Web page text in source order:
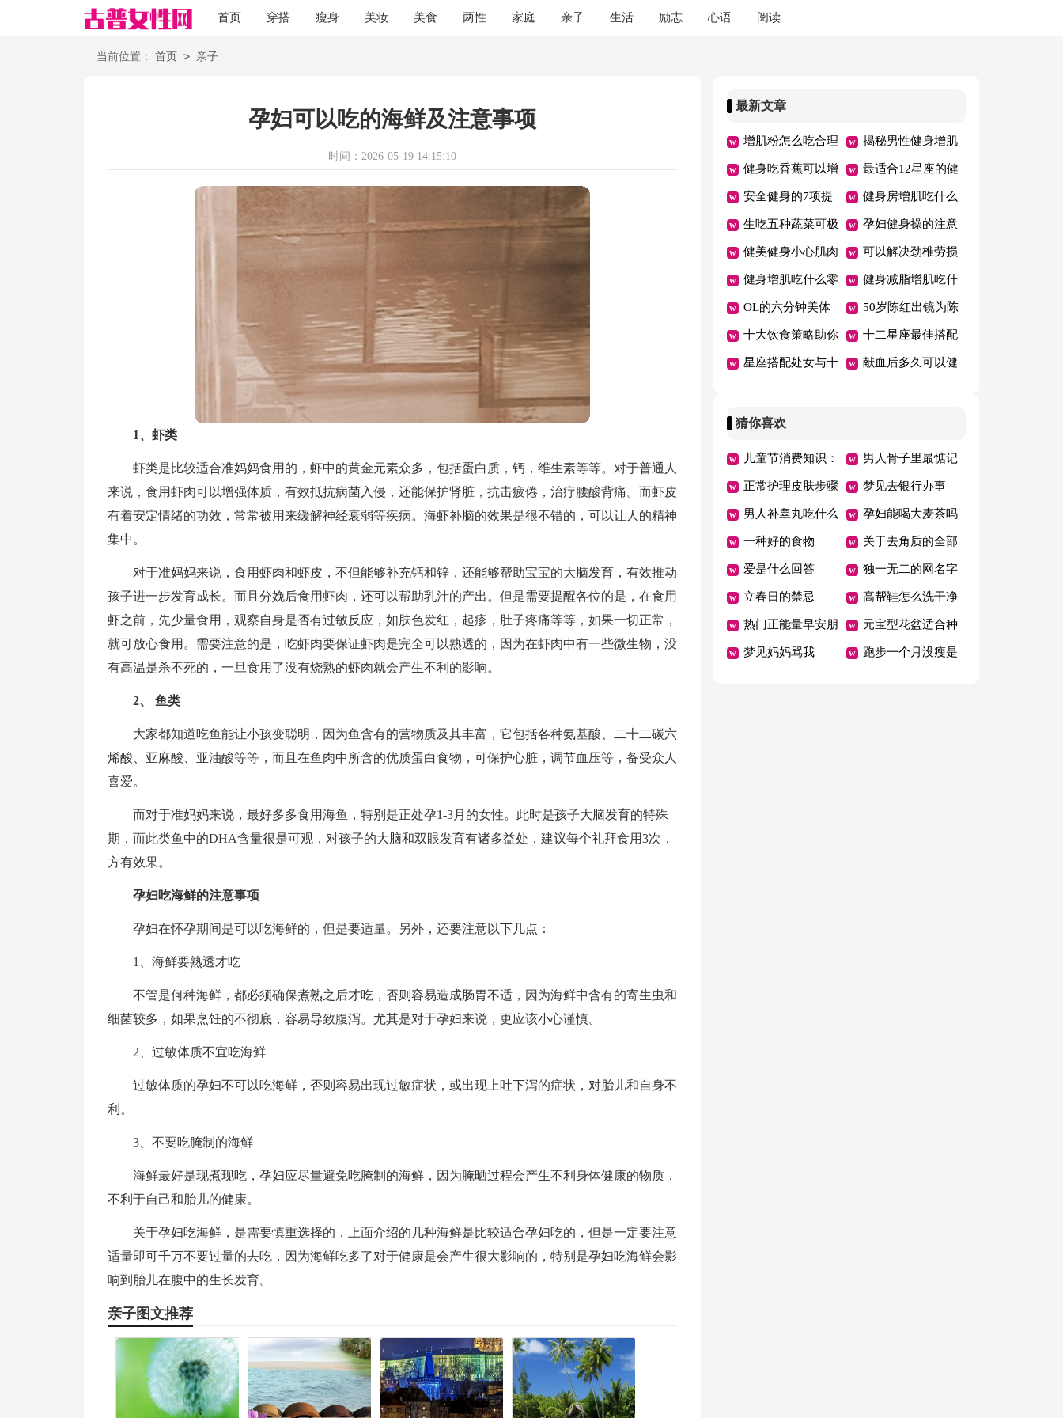
首页 穿搭 瘦身 美妆 美食 两性 家庭 亲子 生活 励志 心语 阅读
职场
当前位置： 首页 > 亲子
孕妇可以吃的海鲜及注意事项
时间：2026-05-19 14:15:10
1、虾类
虾类是比较适合准妈妈食用的，虾中的黄金元素众多，包括蛋白质，钙，维生素等等。对于普通人
来说，食用虾肉可以增强体质，有效抵抗病菌入侵，还能保护肾脏，抗击疲倦，治疗腰酸背痛。而虾皮
有着安定情绪的功效，常常被用来缓解神经衰弱等疾病。海虾补脑的效果是很不错的，可以让人的精神
集中。
对于准妈妈来说，食用虾肉和虾皮，不但能够补充钙和锌，还能够帮助宝宝的大脑发育，有效推动
孩子进一步发育成长。而且分娩后食用虾肉，还可以帮助乳汁的产出。但是需要提醒各位的是，在食用
虾之前，先少量食用，观察自身是否有过敏反应，如肤色发红，起疹，肚子疼痛等等，如果一切正常，
就可放心食用。需要注意的是，吃虾肉要保证虾肉是完全可以熟透的，因为在虾肉中有一些微生物，没
有高温是杀不死的，一旦食用了没有烧熟的虾肉就会产生不利的影响。
2、 鱼类
大家都知道吃鱼能让小孩变聪明，因为鱼含有的营物质及其丰富，它包括各种氨基酸、二十二碳六
烯酸、亚麻酸、亚油酸等等，而且在鱼肉中所含的优质蛋白食物，可保护心脏，调节血压等，备受众人
喜爱。
而对于准妈妈来说，最好多多食用海鱼，特别是正处孕1-3月的女性。此时是孩子大脑发育的特殊
期，而此类鱼中的DHA含量很是可观，对孩子的大脑和双眼发育有诸多益处，建议每个礼拜食用3次，
方有效果。
孕妇吃海鲜的注意事项
孕妇在怀孕期间是可以吃海鲜的，但是要适量。另外，还要注意以下几点：
1、海鲜要熟透才吃
不管是何种海鲜，都必须确保煮熟之后才吃，否则容易造成肠胃不适，因为海鲜中含有的寄生虫和
细菌较多，如果烹饪的不彻底，容易导致腹泻。尤其是对于孕妇来说，更应该小心谨慎。
2、过敏体质不宜吃海鲜
过敏体质的孕妇不可以吃海鲜，否则容易出现过敏症状，或出现上吐下泻的症状，对胎儿和自身不
利。
3、不要吃腌制的海鲜
海鲜最好是现煮现吃，孕妇应尽量避免吃腌制的海鲜，因为腌晒过程会产生不利身体健康的物质，
不利于自己和胎儿的健康。
关于孕妇吃海鲜，是需要慎重选择的，上面介绍的几种海鲜是比较适合孕妇吃的，但是一定要注意
适量即可千万不要过量的去吃，因为海鲜吃多了对于健康是会产生很大影响的，特别是孕妇吃海鲜会影
响到胎儿在腹中的生长发育。
亲子图文推荐
最新文章
增肌粉怎么吃合理
又健身
揭秘男性健身增肌
秘密
健身吃香蕉可以增
肌吗
最适合12星座的健
身减压操
安全健身的7项提
示
健身房增肌吃什么
生吃五种蔬菜可极
速瘦身
孕妇健身操的注意
事项
健美健身小心肌肉
拉伤
可以解决劲椎劳损
的健身操
健身增肌吃什么零
食好
健身减脂增肌吃什
么
OL的六分钟美体
健身操
50岁陈红出镜为陈
凯歌庆生身段仍像
20岁少女健身真的
十大饮食策略助你
冬季瘦身
十二星座最佳搭配
星座搭配处女与十 献血后多久可以健
猜你喜欢
儿童节消费知识：
警惕四大陷阱
男人骨子里最惦记
的女人
正常护理皮肤步骤 梦见去银行办事
男人补睾丸吃什么
提高性功能
孕妇能喝大麦茶吗
孕妇饮茶须知
一种好的食物 关于去角质的全部
小常识
爱是什么回答 独一无二的网名字
立春日的禁忌 高帮鞋怎么洗干净
热门正能量早安朋
友圈汇总（精选
元宝型花盆适合种
什么花
梦见妈妈骂我 跑步一个月没瘦是